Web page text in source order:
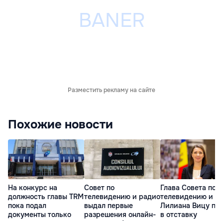
Разместить рекламу на сайте
Похожие новости
На конкурс на
должность главы TRM
пока подал
документы только
Совет по
телевидению и радио
выдал первые
разрешения онлайн-
Глава Совета по
телевидению и
Лилиана Вицу
в отставку